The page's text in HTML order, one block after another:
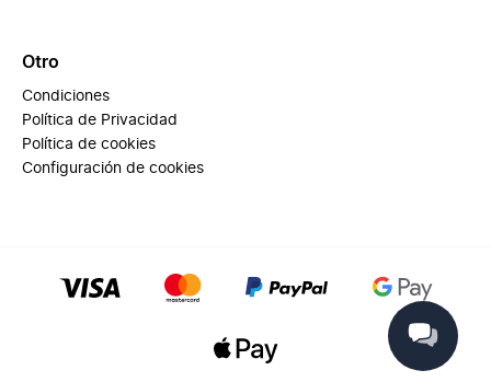
Otro
Condiciones
Política de Privacidad
Política de cookies
Configuración de cookies